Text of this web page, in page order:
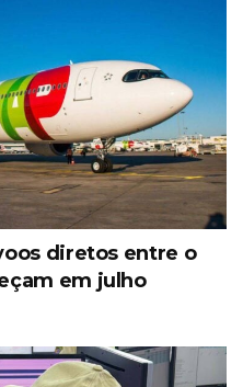
diretos entre o
em julho